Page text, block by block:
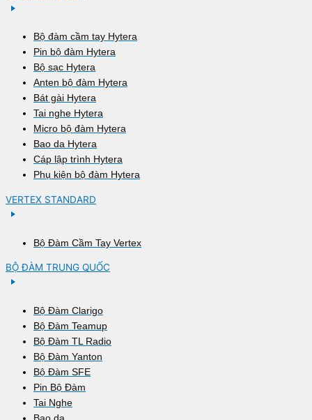
Bộ đàm cầm tay Hytera
Pin bộ đàm Hytera
Bộ sạc Hytera
Anten bộ đàm Hytera
Bát gài Hytera
Tai nghe Hytera
Micro bộ đàm Hytera
Bao da Hytera
Cáp lập trình Hytera
Phụ kiện bộ đàm Hytera
VERTEX STANDARD
Bộ Đàm Cầm Tay Vertex
BỘ ĐÀM TRUNG QUỐC
Bộ Đàm Clarigo
Bộ Đàm Teamup
Bộ Đàm TL Radio
Bộ Đàm Yanton
Bộ Đàm SFE
Pin Bộ Đàm
Tai Nghe